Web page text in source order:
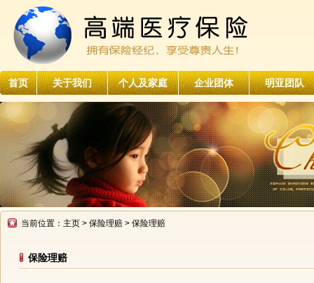
首页 关于我们 个人及家庭 企业团体 明亚团队
当前位置： 主页 > 保险理赔 > 保险理赔
保险理赔